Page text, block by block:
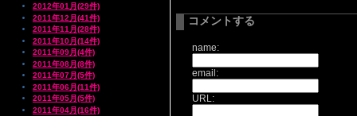
2012年01月(29件)
2011年12月(41件)
2011年11月(28件)
2011年10月(14件)
2011年09月(4件)
2011年08月(8件)
2011年07月(5件)
2011年06月(11件)
2011年05月(5件)
2011年04月(16件)
コメントする
name:
email:
URL: